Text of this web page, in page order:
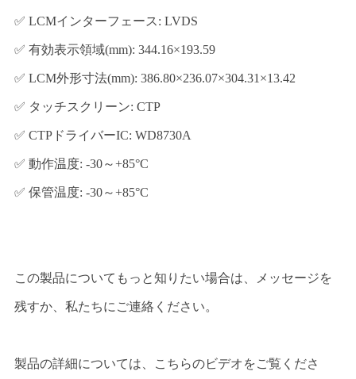
✅ LCMインターフェース: LVDS
✅ 有効表示領域(mm): 344.16×193.59
✅ LCM外形寸法(mm): 386.80×236.07×304.31×13.42
✅ タッチスクリーン: CTP
✅ CTPドライバーIC: WD8730A
✅ 動作温度: -30～+85°C
✅ 保管温度: -30～+85°C
この製品についてもっと知りたい場合は、メッセージを
残すか、私たちにご連絡ください。
製品の詳細については、こちらのビデオをご覧くださ